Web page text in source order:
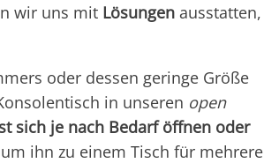
wir uns mit Lösungen ausstatten,
oder dessen geringe Größe
in unseren open
sich je nach Bedarf öffnen oder
ihn zu einem Tisch für mehrere